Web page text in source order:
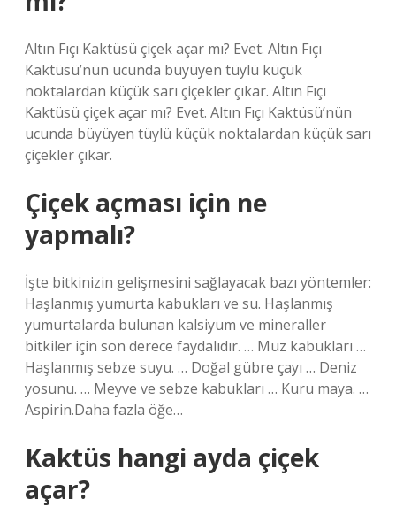
Altın Fıçı Kaktüsü çiçek açar mı? Evet. Altın Fıçı
Kaktüsü’nün ucunda büyüyen tüylü küçük
noktalardan küçük sarı çiçekler çıkar. Altın Fıçı
Kaktüsü çiçek açar mı? Evet. Altın Fıçı Kaktüsü’nün
ucunda büyüyen tüylü küçük noktalardan küçük sarı
çiçekler çıkar.
Çiçek açması için ne
yapmalı?
İşte bitkinizin gelişmesini sağlayacak bazı yöntemler:
Haşlanmış yumurta kabukları ve su. Haşlanmış
yumurtalarda bulunan kalsiyum ve mineraller
bitkiler için son derece faydalıdır. … Muz kabukları …
Haşlanmış sebze suyu. … Doğal gübre çayı … Deniz
yosunu. … Meyve ve sebze kabukları … Kuru maya. …
Aspirin.Daha fazla öğe…
Kaktüs hangi ayda çiçek
açar?